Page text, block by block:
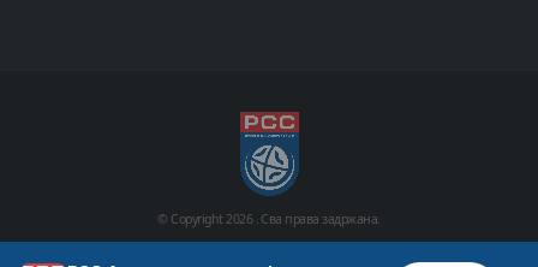
© Copyright2026 . Сва права задржана.